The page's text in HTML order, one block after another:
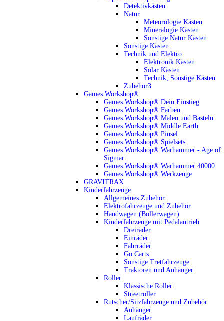
Detektivkästen
Natur
Meteorologie Kästen
Mineralogie Kästen
Sonstige Natur Kästen
Sonstige Kästen
Technik und Elektro
Elektronik Kästen
Solar Kästen
Technik, Sonstige Kästen
Zubehör3
Games Workshop®
Games Workshop® Dein Einstieg
Games Workshop® Farben
Games Workshop® Malen und Basteln
Games Workshop® Middle Earth
Games Workshop® Pinsel
Games Workshop® Spielsets
Games Workshop® Warhammer - Age of
Sigmar
Games Workshop® Warhammer 40000
Games Workshop® Werkzeuge
GRAVITRAX
Kinderfahrzeuge
Allgemeines Zubehör
Elektrofahrzeuge und Zubehör
Handwagen (Bollerwagen)
Kinderfahrzeuge mit Pedalantrieb
Dreiräder
Einräder
Fahrräder
Go Carts
Sonstige Tretfahrzeuge
Traktoren und Anhänger
Roller
Klassische Roller
Streetroller
Rutscher/Sitzfahrzeuge und Zubehör
Anhänger
Laufräder